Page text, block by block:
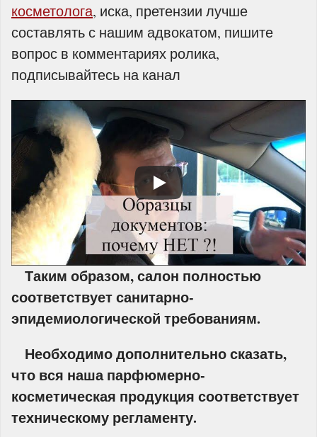
косметолога, иска, претензии лучше
составлять с нашим адвокатом, пишите
вопрос в комментариях ролика,
подписывайтесь на канал
Таким образом, салон полностью
соответствует санитарно-
эпидемиологической требованиям.
Необходимо дополнительно сказать,
что вся наша парфюмерно-
косметическая продукция соответствует
техническому регламенту.